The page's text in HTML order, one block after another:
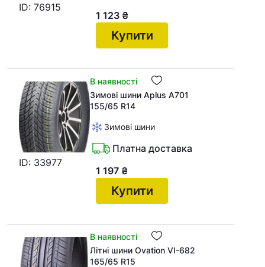
ID: 76915
1 123 ₴
Купити
В наявності
ID: 33977
Зимові шини Aplus A701
155/65 R14
Зимові шини
Платна доставка
1 197 ₴
Купити
В наявності
Літні шини Ovation VI-682
165/65 R15